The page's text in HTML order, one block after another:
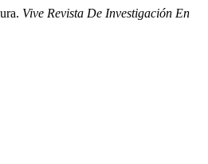
Vive Revista De Investigación En